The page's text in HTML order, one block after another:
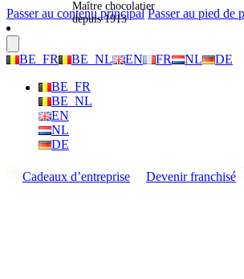
Passer au contenu principal Passer au pied de
BE_FR BE_NL EN FR NL
DE
BE_FR
BE_NL
EN
NL
DE
Cadeaux d’entreprise Devenir franchisé
Maître chocolatier
depuis 1913